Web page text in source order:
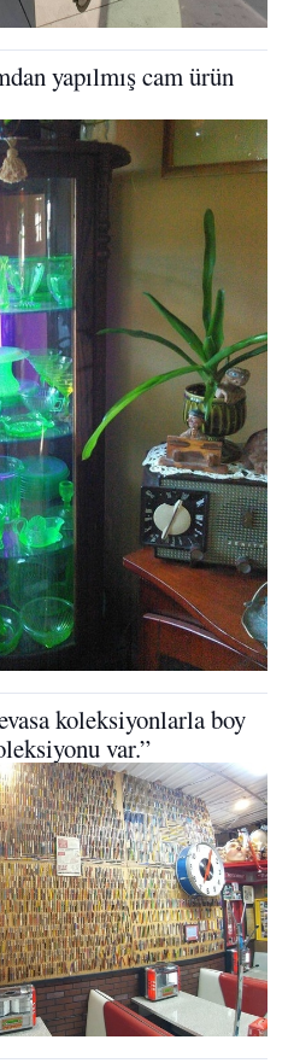
yapılmış cam ürün
koleksiyonlarla boy
var.”